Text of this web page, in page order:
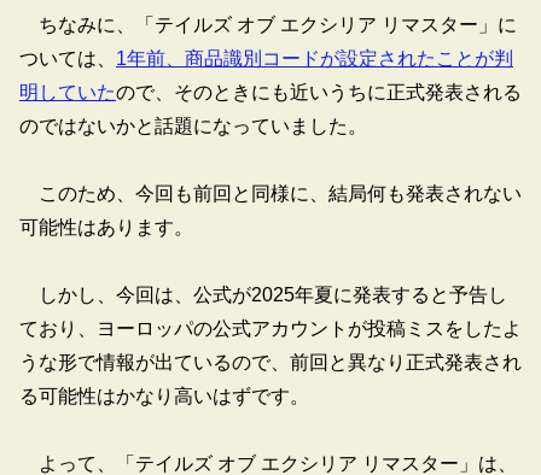
ちなみに、「テイルズ オブ エクシリア リマスター」に
ついては、 1年前、商品識別コードが設定されたことが判
明していたので、そのときにも近いうちに正式発表される
のではないかと話題になっていました。
このため、今回も前回と同様に、結局何も発表されない
可能性はあります。
しかし、今回は、公式が2025年夏に発表すると予告し
ており、ヨーロッパの公式アカウントが投稿ミスをしたよ
うな形で情報が出ているので、前回と異なり正式発表され
る可能性はかなり高いはずです。
よって、「テイルズ オブ エクシリア リマスター」は、